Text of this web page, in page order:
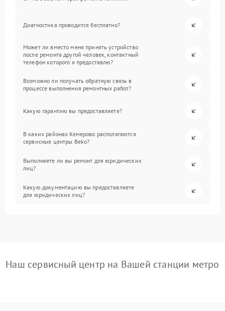
Диагностика проводится бесплатно?
Может ли вместо меня принять устройство
после ремонта другой человек, контактный
телефон которого я предоставлю?
Возможно ли получать обратную связь в
процессе выполнения ремонтных работ?
Какую гарантию вы предоставляете?
В каких районах Кемерово располагаются
сервисные центры Beko?
Выполняете ли вы ремонт для юридических
лиц?
Какую документацию вы предоставляете
для юридических лиц?
Наш сервисный центр на Вашей станции метро